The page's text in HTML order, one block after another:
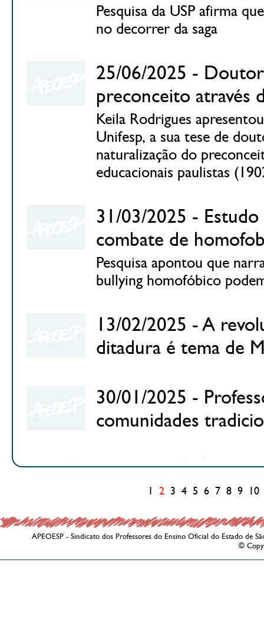
Pesquisa da USP afirma
no decorrer da saga
25/06/2025 -
preconceito através
Keila Rodrigues
Unifesp, a sua tese de
naturalização do
educacionais paulistas
31/03/2025 - Estudo
combate de
Pesquisa apontou que
bullying homofóbico
13/02/2025 - A
ditadura é tema de
30/01/2025 -
comunidades
2 3 4 5 6 7 8 9 10
APEOESP - Sindicato dos Professores do Ensino Oficial do Estado de
©